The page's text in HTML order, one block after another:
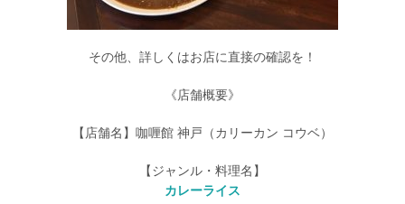
その他、詳しくはお店に直接の確認を！
《店舗概要》
【店舗名】咖喱館 神戸（カリーカン コウベ）
【ジャンル・料理名】
カレーライス